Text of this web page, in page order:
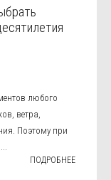
любого
ветра,
Поэтому при
ПОДРОБНЕЕ